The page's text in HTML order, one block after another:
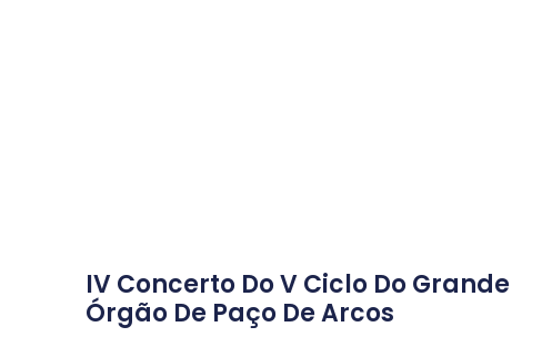
IV Concerto Do V Ciclo Do Grande
Órgão De Paço De Arcos